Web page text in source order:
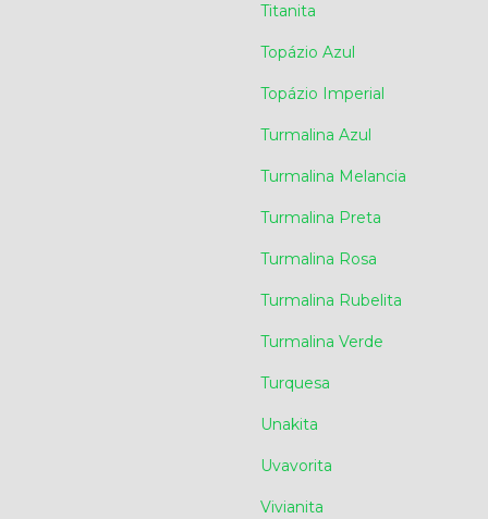
Titanita
Topázio Azul
Topázio Imperial
Turmalina Azul
Turmalina Melancia
Turmalina Preta
Turmalina Rosa
Turmalina Rubelita
Turmalina Verde
Turquesa
Unakita
Uvavorita
Vivianita